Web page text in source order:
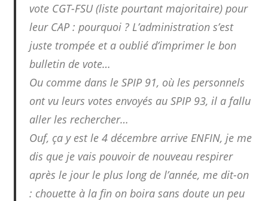
vote CGT-FSU (liste pourtant majoritaire) pour
leur CAP : pourquoi ? L’administration s’est
juste trompée et a oublié d’imprimer le bon
bulletin de vote…
Ou comme dans le SPIP 91, où les personnels
ont vu leurs votes envoyés au SPIP 93, il a fallu
aller les rechercher…
Ouf, ça y est le 4 décembre arrive ENFIN, je me
dis que je vais pouvoir de nouveau respirer
après le jour le plus long de l’année, me dit-on
: chouette à la fin on boira sans doute un peu